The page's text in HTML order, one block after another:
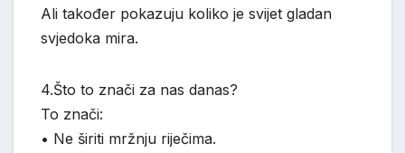
Ali također pokazuju koliko je svijet gladan
svjedoka mira.
4.Što to znači za nas danas?
To znači:
• Ne širiti mržnju riječima.